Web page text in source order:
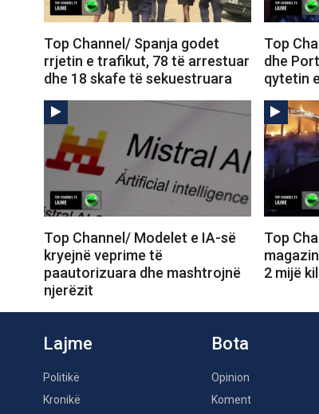
Top Channel/ Spanja godet
rrjetin e trafikut, 78 të arrestuar
dhe 18 skafe të sekuestruara
Top
dhe
qytetin
Top Channel/ Modelet e IA-së
kryejnë veprime të
paautorizuara dhe mashtrojnë
njerëzit
Top
2 mijë
Lajme
Politikë
Kronikë
Bota
Opinion
Koment